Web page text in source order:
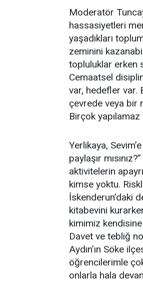
Moderatör
hassasiyetleri
yaşadıkları
zeminini
topluluklar erken
Cemaatsel
var, hedefler var.
çevrede veya bir
Birçok
Yerlikaya,
paylaşır
aktivitelerin
kimse yoktu.
İskenderun’daki
kitabevini
kimimiz
Davet ve tebliğ
Aydın’ın Söke
öğrencilerimle
onlarla hala